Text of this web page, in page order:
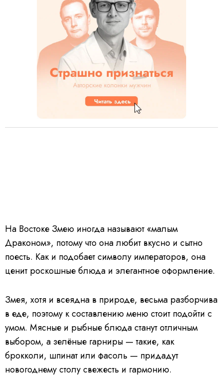
На Востоке Змею иногда называют «малым
Драконом», потому что она любит вкусно и сытно
поесть. Как и подобает символу императоров, она
ценит роскошные блюда и элегантное оформление.
Змея, хотя и всеядна в природе, весьма разборчива
в еде, поэтому к составлению меню стоит подойти с
умом. Мясные и рыбные блюда станут отличным
выбором, а зелёные гарниры — такие, как
брокколи, шпинат или фасоль — придадут
новогоднему столу свежесть и гармонию.